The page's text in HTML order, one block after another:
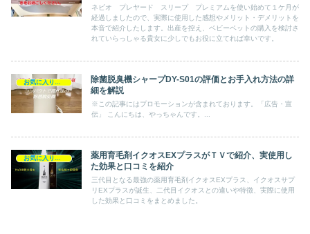
ネビオ プレヤード スリープ プレミアムを使い始めて１ケ月が
経過しましたので、実際に使用した感想やメリット・デメリットを
本音で紹介したします。出産を控え、ベビーベットの購入を検討さ
れていらっしゃる貴女に少しでもお役に立てれば幸いです。
お気に入り商品
除菌脱臭機シャープDY-S01の評価とお手入れ方法の詳
細を解説
※この記事にはプロモーションが含まれております。「広告・宣
伝」 こんにちは、やっちゃんです。...
お気に入り商品
薬用育毛剤イクオスEXプラスがＴＶで紹介、実使用し
た効果と口コミを紹介
三代目となる最強の薬用育毛剤イクオスEXプラス、イクオスサプ
リEXプラスが誕生、二代目イクオスとの違いや特徴、実際に使用
した効果と口コミをまとめました。